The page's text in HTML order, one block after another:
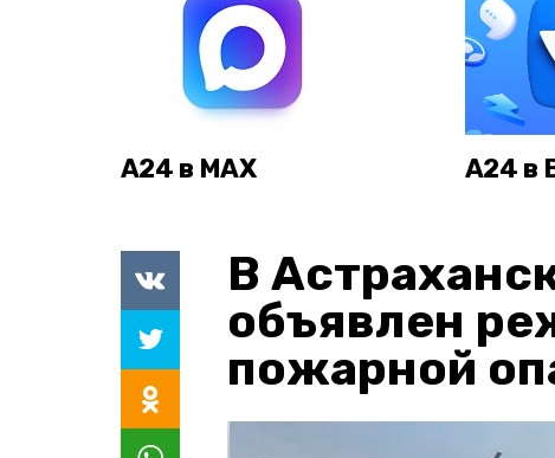
А24 в MAX А24 в
В
объявлен
пожарной